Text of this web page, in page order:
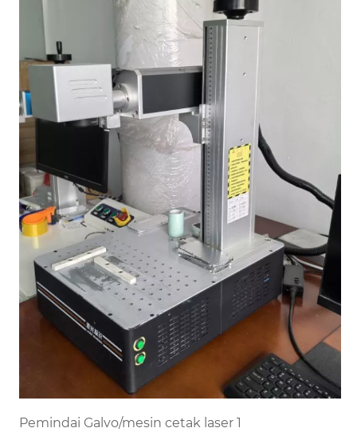
Pemindai Galvo/mesin cetak laser 1